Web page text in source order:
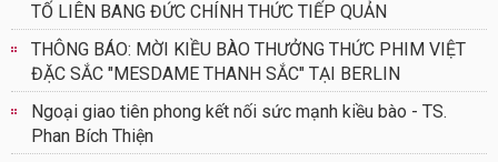
TỐ LIÊN BANG ĐỨC CHÍNH THỨC TIẾP QUẢN
THÔNG BÁO: MỜI KIỀU BÀO THƯỞNG THỨC PHIM VIỆT
ĐẶC SẮC "MESDAME THANH SẮC" TẠI BERLIN
Ngoại giao tiên phong kết nối sức mạnh kiều bào - TS.
Phan Bích Thiện